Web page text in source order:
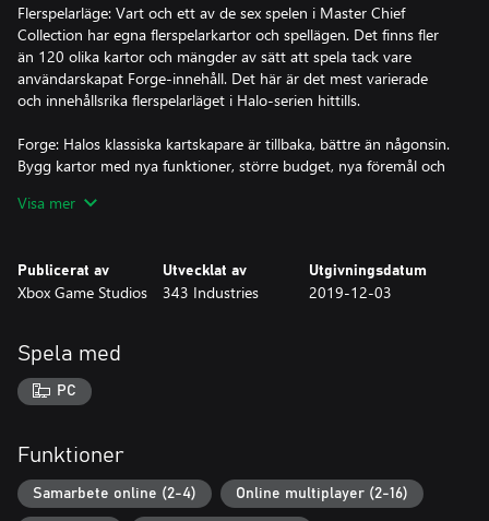
Flerspelarläge: Vart och ett av de sex spelen i Master Chief
Collection har egna flerspelarkartor och spellägen. Det finns fler
än 120 olika kartor och mängder av sätt att spela tack vare
användarskapat Forge-innehåll. Det här är det mest varierade
och innehållsrika flerspelarläget i Halo-serien hittills.
Forge: Halos klassiska kartskapare är tillbaka, bättre än någonsin.
Bygg kartor med nya funktioner, större budget, nya föremål och
upplösning och med mer än 60 bildrutor per sekund.* Andra nya
inställningar är bland annat anpassning av mus- och
*Läs systemkraven för att få reda på vilken hårdvara som krävs
för bästa prestanda
**Forge finns inte i Halo: Combat Evolved Anniversary och Halo
Visa mer
Publicerat av
Xbox Game Studios
Utvecklat av
343 Industries
Utgivningsdatum
2019-12-03
Spela med
PC
Funktioner
Samarbete online (2-4) Online multiplayer (2-16)